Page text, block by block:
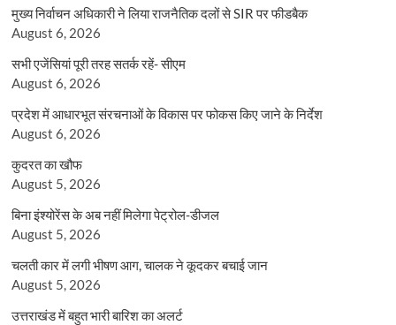
मुख्य निर्वाचन अधिकारी ने लिया राजनैतिक दलों से SIR पर फीडबैक
August 6, 2026
सभी एजेंसियां पूरी तरह सतर्क रहें- सीएम
August 6, 2026
प्रदेश में आधारभूत संरचनाओं के विकास पर फोकस किए जाने के निर्देश
August 6, 2026
कुदरत का खौफ
August 5, 2026
बिना इंश्योरेंस के अब नहीं मिलेगा पेट्रोल-डीजल
August 5, 2026
चलती कार में लगी भीषण आग, चालक ने कूदकर बचाई जान
August 5, 2026
उत्तराखंड में बहुत भारी बारिश का अलर्ट